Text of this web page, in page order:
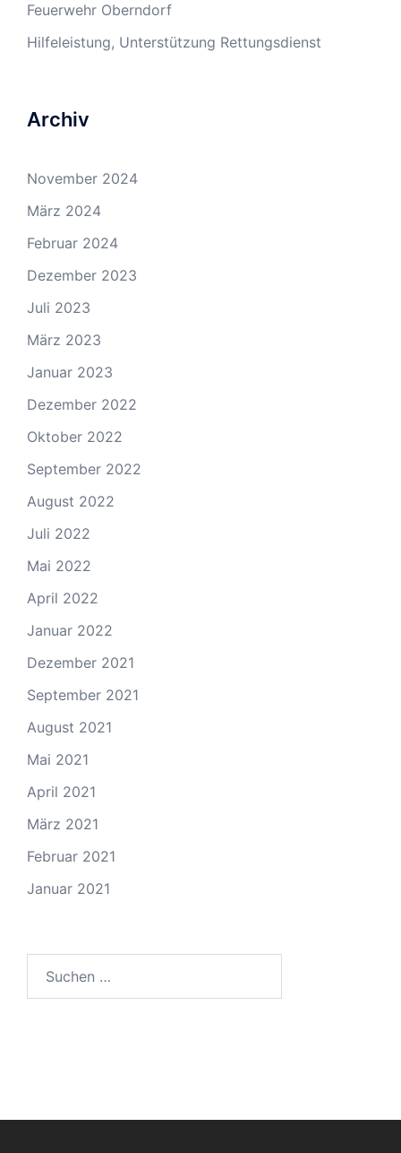
Feuerwehr Oberndorf
Hilfeleistung, Unterstützung Rettungsdienst
Archiv
November 2024
März 2024
Februar 2024
Dezember 2023
Juli 2023
März 2023
Januar 2023
Dezember 2022
Oktober 2022
September 2022
August 2022
Juli 2022
Mai 2022
April 2022
Januar 2022
Dezember 2021
September 2021
August 2021
Mai 2021
April 2021
März 2021
Februar 2021
Januar 2021